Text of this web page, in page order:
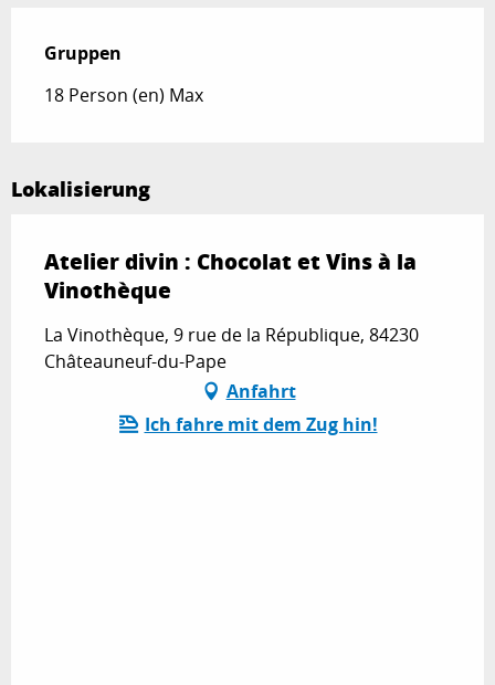
Gruppen
Gruppen
18 Person (en) Max
Lokalisierung
Atelier divin : Chocolat et Vins à la
Vinothèque
La Vinothèque, 9 rue de la République, 84230
Châteauneuf-du-Pape
Anfahrt
Ich fahre mit dem Zug hin!